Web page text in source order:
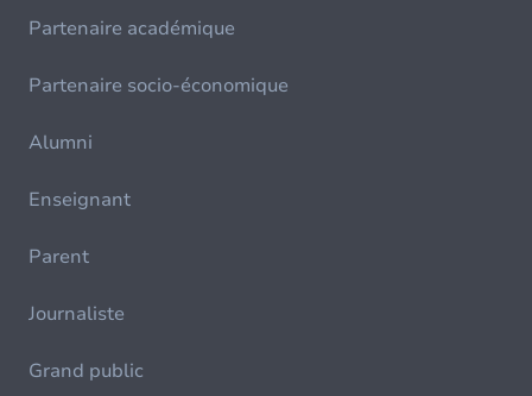
Partenaire académique
Partenaire socio-économique
Alumni
Enseignant
Parent
Journaliste
Grand public